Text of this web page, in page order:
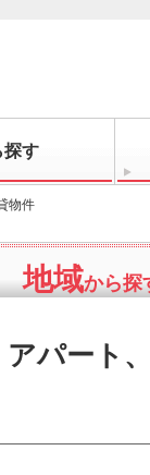
す
物件
地域から探
パート